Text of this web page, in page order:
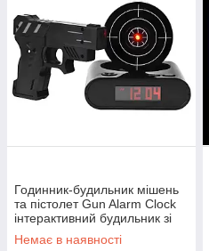
Годинник-будильник мішень
та пістолет Gun Alarm Clock
інтерактивний будильник зі
стрільбою для пробудження
Немає в наявності